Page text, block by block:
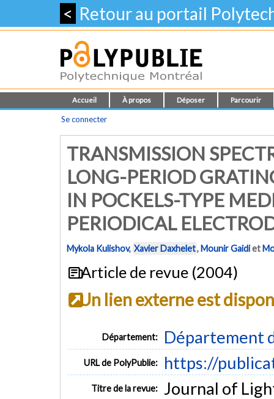
< Retour au portail
Accueil À propos Déposer Parcourir
Se connecter
TRANSMISSION
LONG-PERIOD
IN POCKELS-TYPE
PERIODICAL
Mykola Kulishov, Xavier Daxhelet,Mounir Gaidiet
Article de revue (2004)
Un lien externe est
Département: Département
URL de PolyPublie: https://
Titre de la revue: Journal of